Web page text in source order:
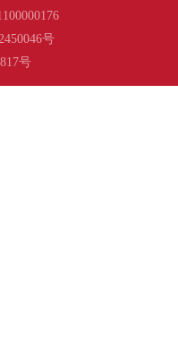
号
号